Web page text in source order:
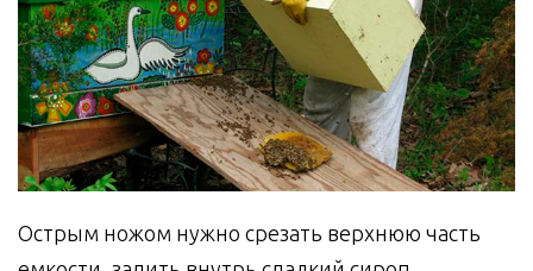
Острым ножом нужно срезать верхнюю часть